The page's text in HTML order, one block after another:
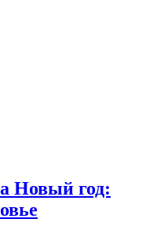
Новый год: